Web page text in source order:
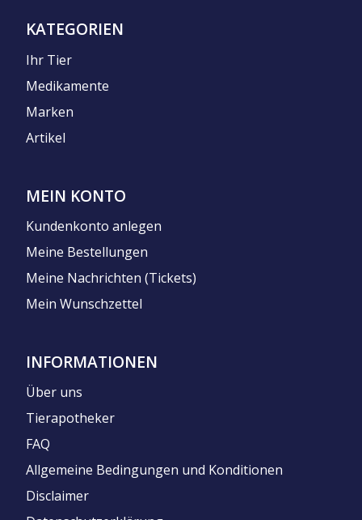
KATEGORIEN
Ihr Tier
Medikamente
Marken
Artikel
MEIN KONTO
Kundenkonto anlegen
Meine Bestellungen
Meine Nachrichten (Tickets)
Mein Wunschzettel
INFORMATIONEN
Über uns
Tierapotheker
FAQ
Allgemeine Bedingungen und Konditionen
Disclaimer